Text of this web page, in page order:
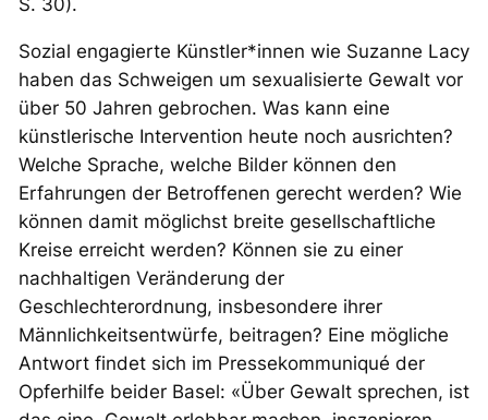
S. 30).
Sozial engagierte Künstler*innen wie Suzanne Lacy
haben das Schweigen um sexualisierte Gewalt vor
über 50 Jahren gebrochen. Was kann eine
künstlerische Intervention heute noch ausrichten?
Welche Sprache, welche Bilder können den
Erfahrungen der Betroffenen gerecht werden? Wie
können damit möglichst breite gesellschaftliche
Kreise erreicht werden? Können sie zu einer
nachhaltigen Veränderung der
Geschlechterordnung, insbesondere ihrer
Männlichkeitsentwürfe, beitragen? Eine mögliche
Antwort findet sich im Pressekommuniqué der
Opferhilfe beider Basel: «Über Gewalt sprechen, ist